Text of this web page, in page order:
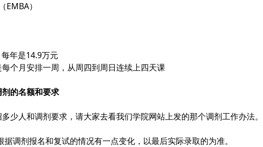
）
年是14.9万元
个月安排一周，从周四到周日连续上四天课
的名额和要求
少人和调剂要求，请大家去看我们学院网站上发的那个调剂工作办法。
调剂报名和复试的情况有一点变化，以最后实际录取的为准。